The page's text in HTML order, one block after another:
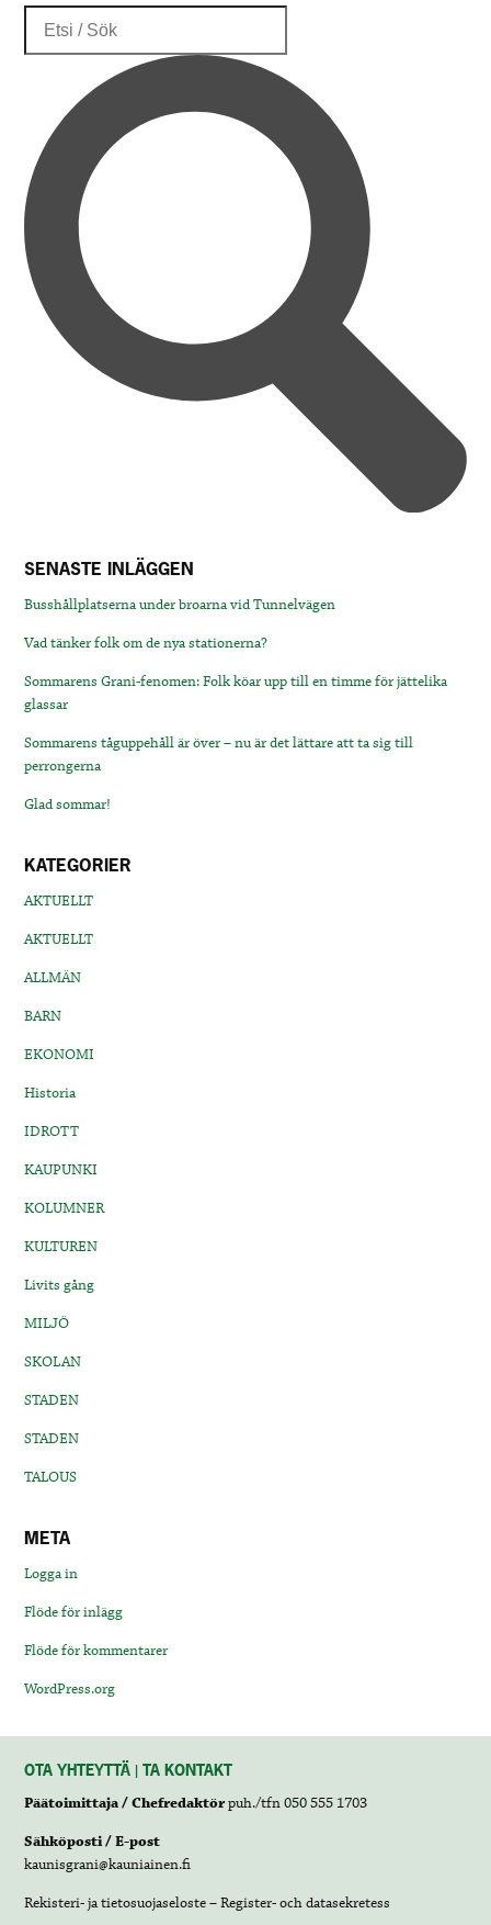
SENASTE INLÄGGEN
Busshållplatserna under broarna vid Tunnelvägen
Vad tänker folk om de nya stationerna?
Sommarens Grani-fenomen: Folk köar upp till en timme för jättelika
glassar
Sommarens tåguppehåll är över – nu är det lättare att ta sig till
perrongerna
Glad sommar!
KATEGORIER
AKTUELLT
AKTUELLT
ALLMÄN
BARN
EKONOMI
Historia
IDROTT
KAUPUNKI
KOLUMNER
KULTUREN
Livits gång
MILJÖ
SKOLAN
STADEN
STADEN
TALOUS
META
Logga in
Flöde för inlägg
Flöde för kommentarer
WordPress.org
OTA YHTEYTTÄ | TA KONTAKT
Päätoimittaja / Chefredaktörpuh./tfn 050 555 1703
Sähköposti / E-post
kaunisgrani@kauniainen.fi
Rekisteri- ja tietosuojaseloste – Register- och datasekretess